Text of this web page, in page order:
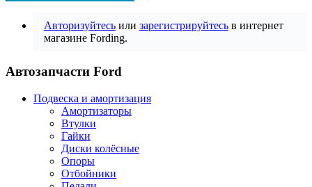
Авторизуйтесь или зарегистрируйтесь в интернет
магазине Fording.
Автозапчасти Ford
Подвеска и амортизация
Амортизаторы
Втулки
Гайки
Диски колёсные
Опоры
Отбойники